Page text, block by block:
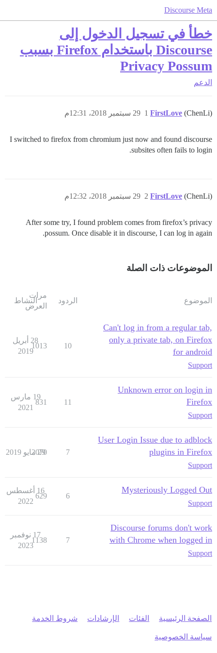
Discourse Meta
خطأ في تسجيل الدخول إلى
Discourse باستخدام Firefox بسبب
Privacy Possum
الدعم
FirstLove (ChenLi) 29 سبتمبر 2018، 12:31م 1
I switched to firefox from chromium just now and found discourse
subsites often fails to login.
FirstLove (ChenLi) 29 سبتمبر 2018، 12:32م 2
After some try, I found problem comes from firefox’s privacy
possum. Once disable it in discourse, I can log in again.
الموضوعات ذات الصلة
الموضوع الردود
مرات
العرض
النشاط
Can't log in from a regular tab,
only a private tab, on Firefox
for android
Support
10
1013
28 أبريل
2019
Unknown error on login in
Firefox
Support
11
831
19 مارس
2021
User Login Issue due to adblock
plugins in Firefox
Support
7
2070
29 مايو 2019
Mysteriously Logged Out
Support
6
629
16 أغسطس
2022
Discourse forums don't work
with Chrome when logged in
Support
7
1138
17 نوفمبر
2023
الصفحة الرئيسية الفئات الإرشادات شروط الخدمة
سياسة الخصوصية